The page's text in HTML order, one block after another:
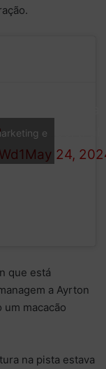
May 24,
e
que está
a Ayrton
um macacão
na pista estava